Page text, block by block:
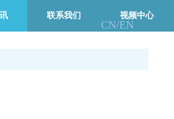
CN/EN
联系我们 视频中心